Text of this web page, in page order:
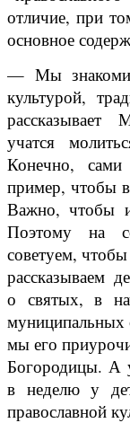
отличие, при
основное
— Мы
культурой,
учатся
Конечно,
пример, чтобы
Важно, чтобы
Поэтому на
советуем,
рассказываем
о святых, в
муниципальных
мы его
Богородицы. А
в неделю у
православной